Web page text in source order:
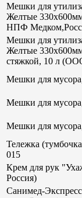
Мешки для
Желтые
НПФ
Мешки для
Желтые
стяжкой, 10 л
Мешки для
Мешки для
Мешки для
Тележка
015
Крем для рук
Россия)
Санимед-